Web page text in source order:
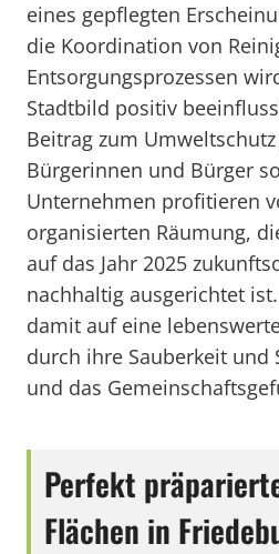
eines gepflegten
die Koordination von
Entsorgungsprozessen
Stadtbild positiv
Beitrag zum
Bürgerinnen und Bürger
Unternehmen profitieren
organisierten Räumung,
auf das Jahr 2025
nachhaltig ausgerichtet
damit auf eine
durch ihre Sauberkeit und
und das
Perfekt
Flächen in